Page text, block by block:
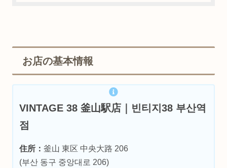
お店の基本情報
VINTAGE 38 釜山駅店｜빈티지38 부산역
점
住所：釜山 東区 中央大路 206
(부산 동구 중앙대로 206)